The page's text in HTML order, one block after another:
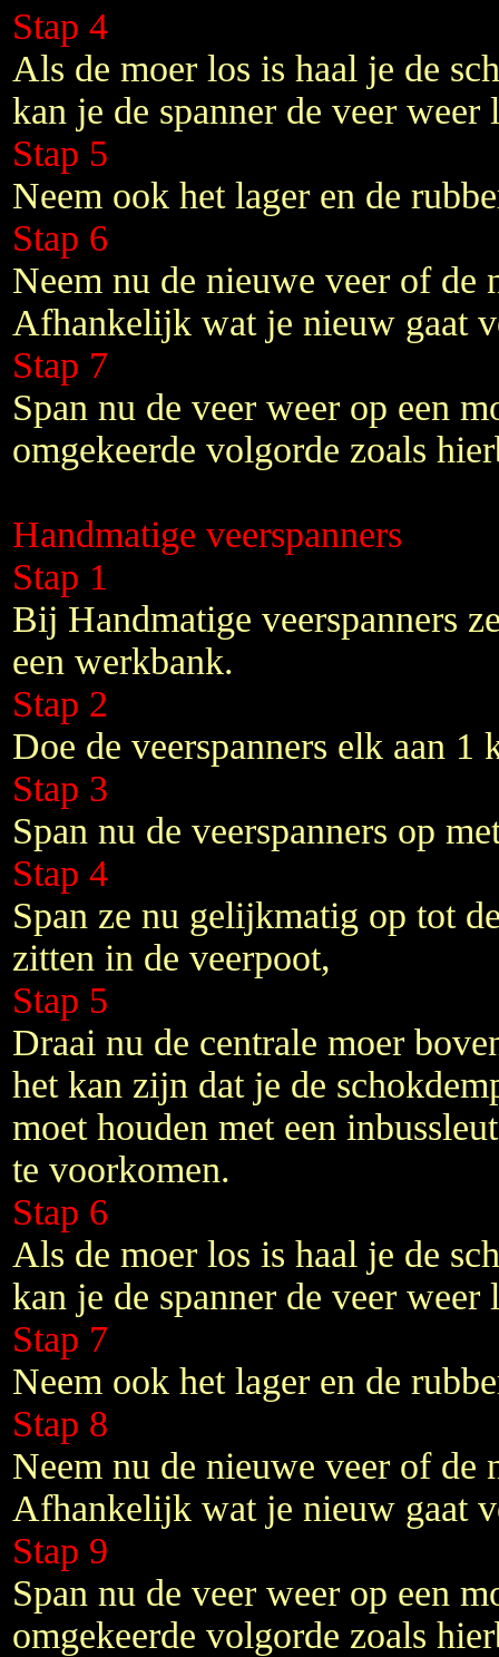
Stap 4
Als de moer los is haal je de
kan je de spanner de veer weer
Stap 5
Neem ook het lager en de
Stap 6
Neem nu de nieuwe veer of de
Afhankelijk wat je nieuw gaat
Stap 7
Span nu de veer weer op een
omgekeerde volgorde zoals
Handmatige veerspanners
Stap 1
Bij Handmatige veerspanners
een werkbank.
Stap 2
Doe de veerspanners elk aan 1
Stap 3
Span nu de veerspanners op
Stap 4
Span ze nu gelijkmatig op tot
zitten in de veerpoot,
Stap 5
Draai nu de centrale moer
het kan zijn dat je de
moet houden met een
te voorkomen.
Stap 6
Als de moer los is haal je de
kan je de spanner de veer weer
Stap 7
Neem ook het lager en de
Stap 8
Neem nu de nieuwe veer of de
Afhankelijk wat je nieuw gaat
Stap 9
Span nu de veer weer op een
omgekeerde volgorde zoals